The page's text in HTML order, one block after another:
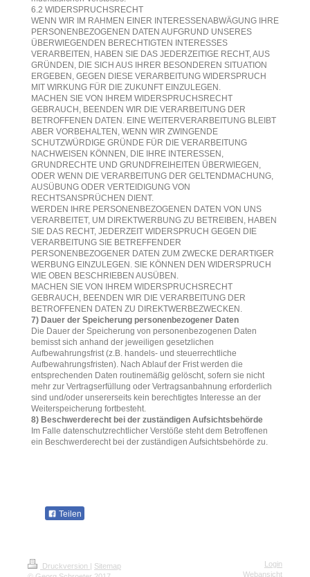
6.2 WIDERSPRUCHSRECHT
WENN WIR IM RAHMEN EINER INTERESSENABWÄGUNG IHRE
PERSONENBEZOGENEN DATEN AUFGRUND UNSERES
ÜBERWIEGENDEN BERECHTIGTEN INTERESSES
VERARBEITEN, HABEN SIE DAS JEDERZEITIGE RECHT, AUS
GRÜNDEN, DIE SICH AUS IHRER BESONDEREN SITUATION
ERGEBEN, GEGEN DIESE VERARBEITUNG WIDERSPRUCH
MIT WIRKUNG FÜR DIE ZUKUNFT EINZULEGEN.
MACHEN SIE VON IHREM WIDERSPRUCHSRECHT
GEBRAUCH, BEENDEN WIR DIE VERARBEITUNG DER
BETROFFENEN DATEN. EINE WEITERVERARBEITUNG BLEIBT
ABER VORBEHALTEN, WENN WIR ZWINGENDE
SCHUTZWÜRDIGE GRÜNDE FÜR DIE VERARBEITUNG
NACHWEISEN KÖNNEN, DIE IHRE INTERESSEN,
GRUNDRECHTE UND GRUNDFREIHEITEN ÜBERWIEGEN,
ODER WENN DIE VERARBEITUNG DER GELTENDMACHUNG,
AUSÜBUNG ODER VERTEIDIGUNG VON
RECHTSANSPRÜCHEN DIENT.
WERDEN IHRE PERSONENBEZOGENEN DATEN VON UNS
VERARBEITET, UM DIREKTWERBUNG ZU BETREIBEN, HABEN
SIE DAS RECHT, JEDERZEIT WIDERSPRUCH GEGEN DIE
VERARBEITUNG SIE BETREFFENDER
PERSONENBEZOGENER DATEN ZUM ZWECKE DERARTIGER
WERBUNG EINZULEGEN. SIE KÖNNEN DEN WIDERSPRUCH
WIE OBEN BESCHRIEBEN AUSÜBEN.
MACHEN SIE VON IHREM WIDERSPRUCHSRECHT
GEBRAUCH, BEENDEN WIR DIE VERARBEITUNG DER
BETROFFENEN DATEN ZU DIREKTWERBEZWECKEN.
7) Dauer der Speicherung personenbezogener Daten
Die Dauer der Speicherung von personenbezogenen Daten
bemisst sich anhand der jeweiligen gesetzlichen
Aufbewahrungsfrist (z.B. handels- und steuerrechtliche
Aufbewahrungsfristen). Nach Ablauf der Frist werden die
entsprechenden Daten routinemäßig gelöscht, sofern sie nicht
mehr zur Vertragserfüllung oder Vertragsanbahnung erforderlich
sind und/oder unsererseits kein berechtigtes Interesse an der
Weiterspeicherung fortbesteht.
8) Beschwerderecht bei der zuständigen Aufsichtsbehörde
Im Falle datenschutzrechtlicher Verstöße steht dem Betroffenen
ein Beschwerderecht bei der zuständigen Aufsichtsbehörde zu.
Teilen
Druckversion
Sitemap
Login
Webansicht